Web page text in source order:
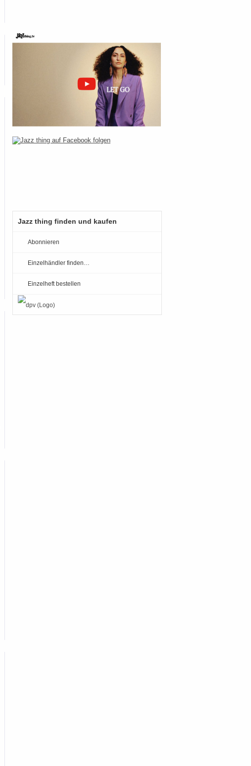
Jazz thing finden und kaufen
Abonnieren
Einzelhändler finden…
Einzelheft bestellen